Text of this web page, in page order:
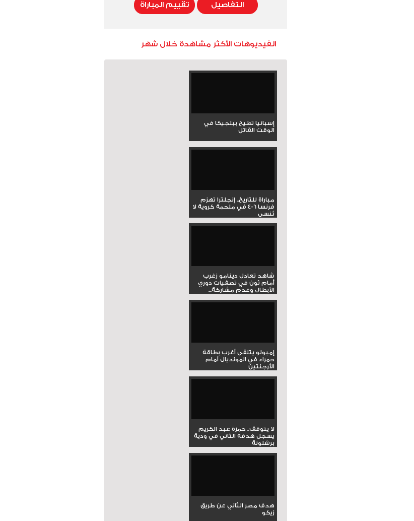
التفاصيل تقييم المباراة
الفيديوهات الأكثر مشاهدة خلال شهر
إسبانيا تطيح ببلجيكا في
الوقت القاتل
مباراة للتاريخ.. إنجلترا تهزم
فرنسا 6-4 في ملحمة كروية لا
تُنسى
شاهد تعادل دينامو زغرب
أمام ثون في تصفيات دوري
الأبطال وعدم مشاركة...
إمبولو يتلقى أغرب بطاقة
حمراء في المونديال أمام
الأرجنتين
لا يتوقف.. حمزة عبد الكريم
يسجل هدفه الثاني في ودية
برشلونة
هدف مصر الثاني عن طريق
زيكو